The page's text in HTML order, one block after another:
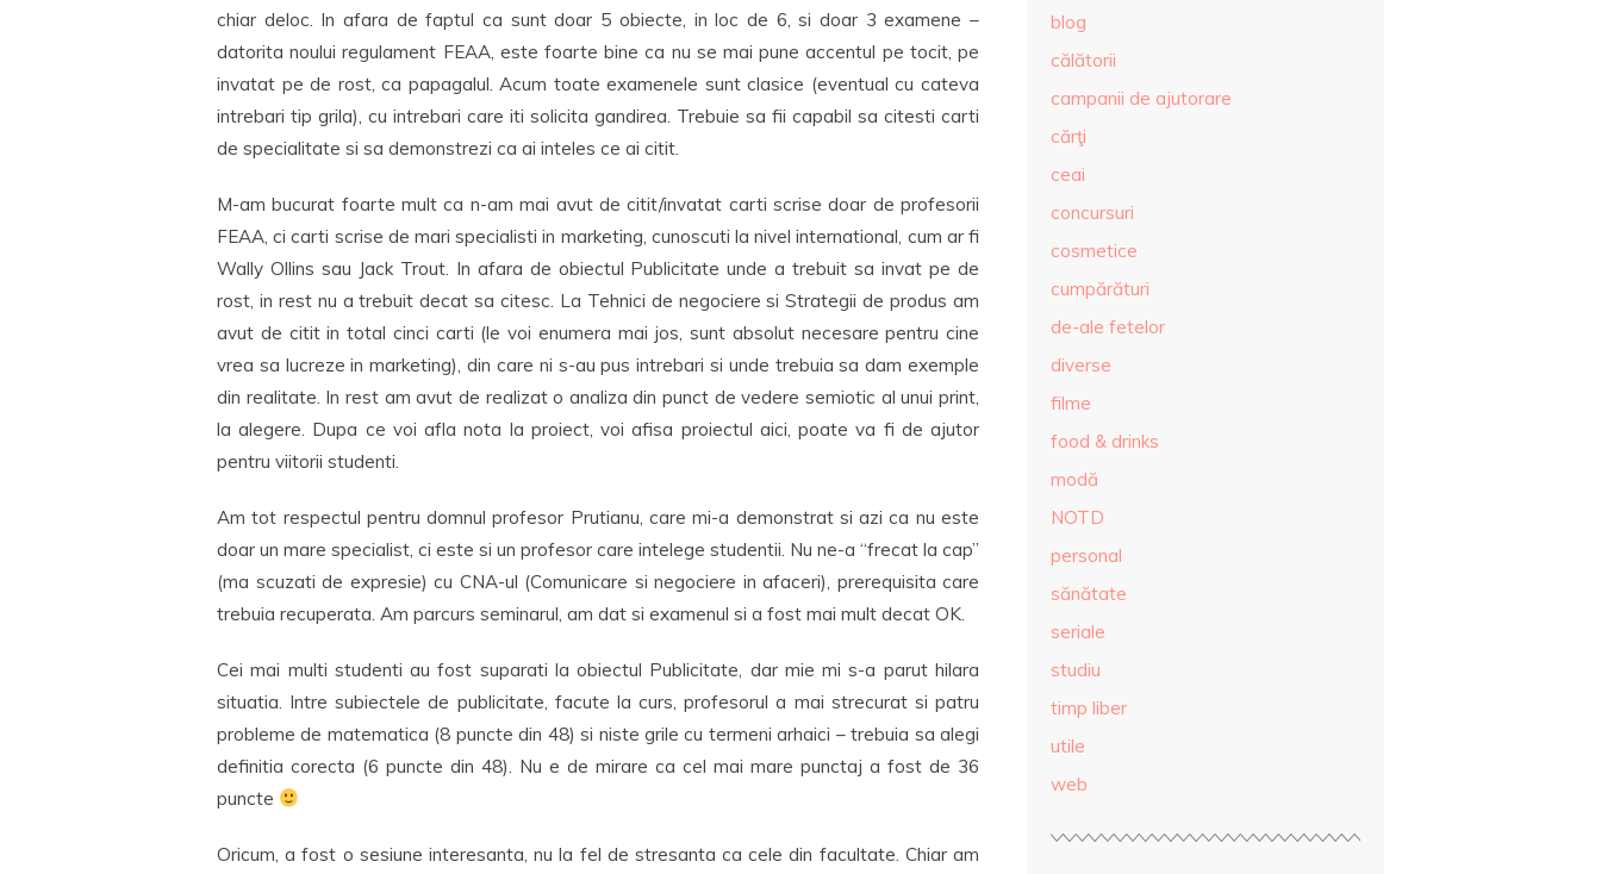
chiar deloc. In afara de faptul ca sunt doar 5 obiecte, in loc de 6, si doar 3 examene –
datorita noului regulament FEAA, este foarte bine ca nu se mai pune accentul pe tocit, pe
invatat pe de rost, ca papagalul. Acum toate examenele sunt clasice (eventual cu cateva
intrebari tip grila), cu intrebari care iti solicita gandirea. Trebuie sa fii capabil sa citesti carti
de specialitate si sa demonstrezi ca ai inteles ce ai citit.
M-am bucurat foarte mult ca n-am mai avut de citit/invatat carti scrise doar de profesorii
FEAA, ci carti scrise de mari specialisti in marketing, cunoscuti la nivel international, cum ar fi
Wally Ollins sau Jack Trout. In afara de obiectul Publicitate unde a trebuit sa invat pe de
rost, in rest nu a trebuit decat sa citesc. La Tehnici de negociere si Strategii de produs am
avut de citit in total cinci carti (le voi enumera mai jos, sunt absolut necesare pentru cine
vrea sa lucreze in marketing), din care ni s-au pus intrebari si unde trebuia sa dam exemple
din realitate. In rest am avut de realizat o analiza din punct de vedere semiotic al unui print,
la alegere. Dupa ce voi afla nota la proiect, voi afisa proiectul aici, poate va fi de ajutor
pentru viitorii studenti.
Am tot respectul pentru domnul profesor Prutianu, care mi-a demonstrat si azi ca nu este
doar un mare specialist, ci este si un profesor care intelege studentii. Nu ne-a “frecat la cap”
(ma scuzati de expresie) cu CNA-ul (Comunicare si negociere in afaceri), prerequisita care
trebuia recuperata. Am parcurs seminarul, am dat si examenul si a fost mai mult decat OK.
Cei mai multi studenti au fost suparati la obiectul Publicitate, dar mie mi s-a parut hilara
situatia. Intre subiectele de publicitate, facute la curs, profesorul a mai strecurat si patru
probleme de matematica (8 puncte din 48) si niste grile cu termeni arhaici – trebuia sa alegi
definitia corecta (6 puncte din 48). Nu e de mirare ca cel mai mare punctaj a fost de 36
puncte
Oricum, a fost o sesiune interesanta, nu la fel de stresanta ca cele din facultate. Chiar am
blog
călătorii
campanii de ajutorare
cărţi
ceai
concursuri
cosmetice
cumpărături
de-ale fetelor
diverse
filme
food & drinks
modă
NOTD
personal
sănătate
seriale
studiu
timp liber
utile
web